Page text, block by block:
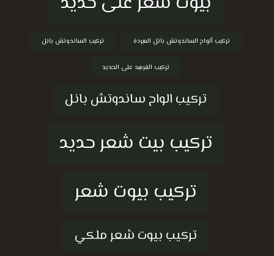
تركيب ألواح الساندوتش بانل المبردة تركيب الساندوتش بانل
تركيب القرميد على الحديد
تركيب الواح ساندوتش بانل
تركيب بيت شعر حديد
تركيب بيوت شعر
تركيب بيوت شعر ملكي